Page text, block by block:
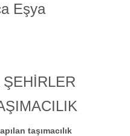
Eşya
taşımacılık